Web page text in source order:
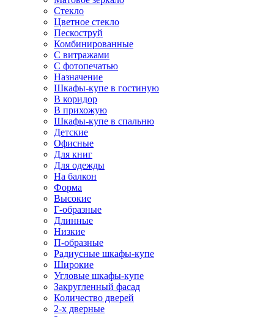
Стекло
Цветное стекло
Пескоструй
Комбинированные
С витражами
С фотопечатью
Назначение
Шкафы-купе в гостиную
В коридор
В прихожую
Шкафы-купе в спальню
Детские
Офисные
Для книг
Для одежды
На балкон
Форма
Высокие
Г-образные
Длинные
Низкие
П-образные
Радиусные шкафы-купе
Широкие
Угловые шкафы-купе
Закругленный фасад
Количество дверей
2-х дверные